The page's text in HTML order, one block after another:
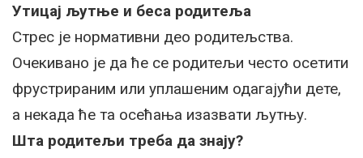
Утицај љутње и беса родитеља
Стрес је нормативни део родитељства.
Очекивано је да ће се родитељи често осетити
фрустрираним или уплашеним одагајући дете,
а некада ће та осећања изазвати љутњу.
Шта родитељи треба да знају?